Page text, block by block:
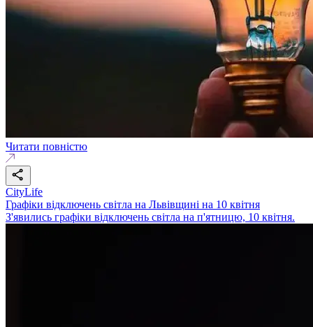
Читати повністю
CityLife
Графіки відключень світла на Львівщині на 10 квітня
З'явились графіки відключень світла на п'ятницю, 10 квітня.